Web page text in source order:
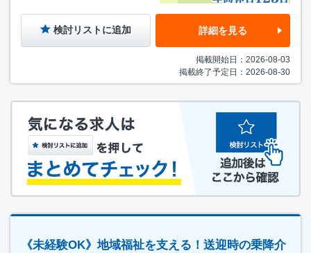
検討リストに追加 詳細を見る
掲載開始日：2026-08-03
掲載終了予定日：2026-08-30
《未経験OK》地域福祉を支える！送迎時の乗降介